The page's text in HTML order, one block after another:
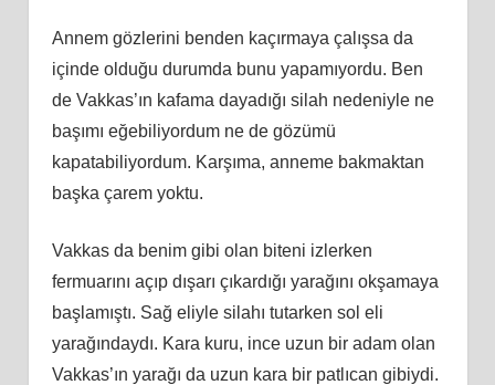
Annem gözlerini benden kaçırmaya çalışsa da
içinde olduğu durumda bunu yapamıyordu. Ben
de Vakkas’ın kafama dayadığı silah nedeniyle ne
başımı eğebiliyordum ne de gözümü
kapatabiliyordum. Karşıma, anneme bakmaktan
başka çarem yoktu.
Vakkas da benim gibi olan biteni izlerken
fermuarını açıp dışarı çıkardığı yarağını okşamaya
başlamıştı. Sağ eliyle silahı tutarken sol eli
yarağındaydı. Kara kuru, ince uzun bir adam olan
Vakkas’ın yarağı da uzun kara bir patlıcan gibiydi.